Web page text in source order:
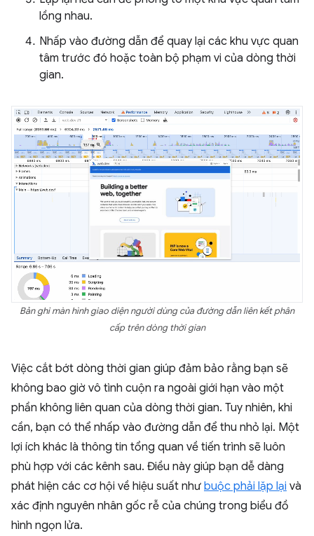
lồng nhau.
Nhấp vào đường dẫn để quay lại các khu vực quan
tâm trước đó hoặc toàn bộ phạm vi của dòng thời
gian.
Bản ghi màn hình giao diện người dùng của đường dẫn liên kết phân
cấp trên dòng thời gian
Việc cắt bớt dòng thời gian giúp đảm bảo rằng bạn sẽ
không bao giờ vô tình cuộn ra ngoài giới hạn vào một
phần không liên quan của dòng thời gian. Tuy nhiên, khi
cần, bạn có thể nhấp vào đường dẫn để thu nhỏ lại. Một
lợi ích khác là thông tin tổng quan về tiến trình sẽ luôn
phù hợp với các kênh sau. Điều này giúp bạn dễ dàng
phát hiện các cơ hội về hiệu suất như buộc phải lặp lại và
xác định nguyên nhân gốc rễ của chúng trong biểu đồ
hình ngọn lửa.